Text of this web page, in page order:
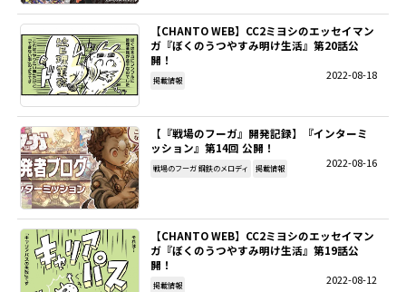
【CHANTO WEB】CC2ミヨシのエッセイマン
ガ『ぼくのうつやすみ明け生活』第20話公
開！
2022-08-18
掲載情報
【『戦場のフーガ』開発記録】『インターミ
ッション』第14回 公開！
2022-08-16
戦場のフーガ 鋼鉄のメロディ 掲載情報
【CHANTO WEB】CC2ミヨシのエッセイマン
ガ『ぼくのうつやすみ明け生活』第19話公
開！
2022-08-12
掲載情報